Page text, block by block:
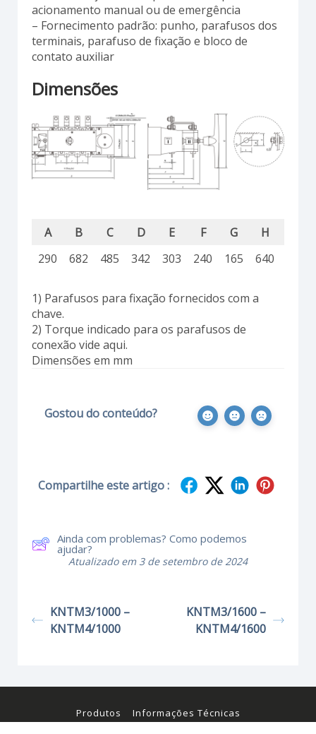
acionamento manual ou de emergência
– Fornecimento padrão: punho, parafusos dos
terminais, parafuso de fixação e bloco de
contato auxiliar
Dimensões
A B C D E F G H
290
682 485 342 303 240 165 640
1) Parafusos para fixação fornecidos com a
chave.
2) Torque indicado para os parafusos de
conexão vide aqui.
Dimensões em mm
Gostou do conteúdo?
Compartilhe este artigo :
Ainda com problemas? Como podemos
ajudar?
Atualizado em 3 de setembro de 2024
KNTM3/1000 –
KNTM4/1000
KNTM3/1600 –
KNTM4/1600
Produtos
Informações Técnicas